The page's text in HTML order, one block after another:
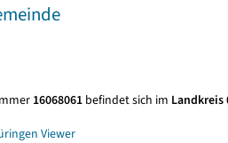
16068061 befindet sich im Landkreis
Viewer